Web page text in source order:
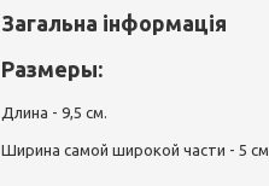
Загальна інформація
Размеры:
Длина - 9,5 см.
Ширина самой широкой части - 5 см